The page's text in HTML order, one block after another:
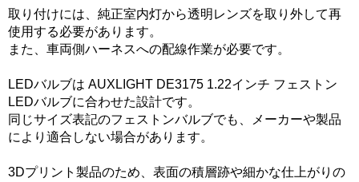
取り付けには、純正室内灯から透明レンズを取り外して再
使用する必要があります。
また、車両側ハーネスへの配線作業が必要です。
LEDバルブは AUXLIGHT DE3175 1.22インチ フェストン
LEDバルブに合わせた設計です。
同じサイズ表記のフェストンバルブでも、メーカーや製品
により適合しない場合があります。
3Dプリント製品のため、表面の積層跡や細かな仕上がりの